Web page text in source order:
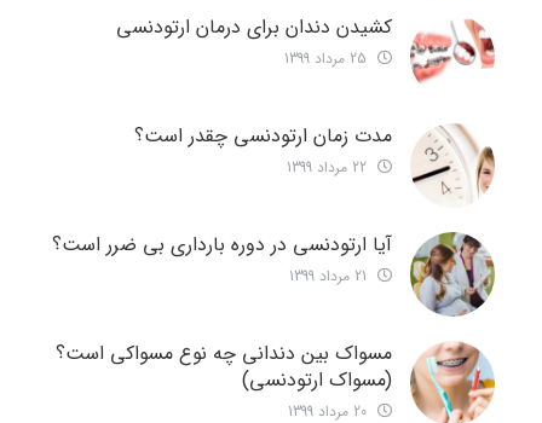
کشیدن دندان برای درمان ارتودنسی
مدت زمان ارتودنسی چقدر است؟
آیا ارتودنسی در دوره بارداری بی ضرر است؟
مسواک بین دندانی چه نوع مسواکی است؟
(مسواک ارتودنسی)